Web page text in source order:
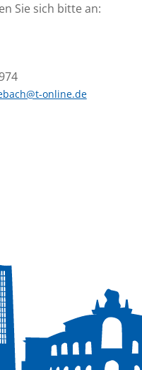
Sie sich bitte an:
online.de